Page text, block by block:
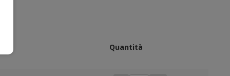
Quantità